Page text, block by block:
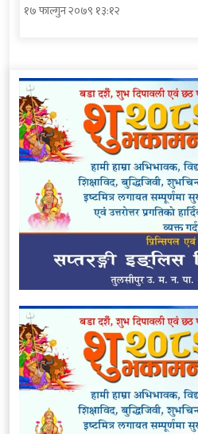
१७ फाल्गुन २०७९ १३:१२